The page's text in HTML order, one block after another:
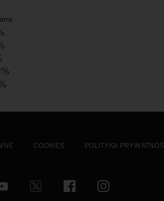
COOKIES POLITYKA